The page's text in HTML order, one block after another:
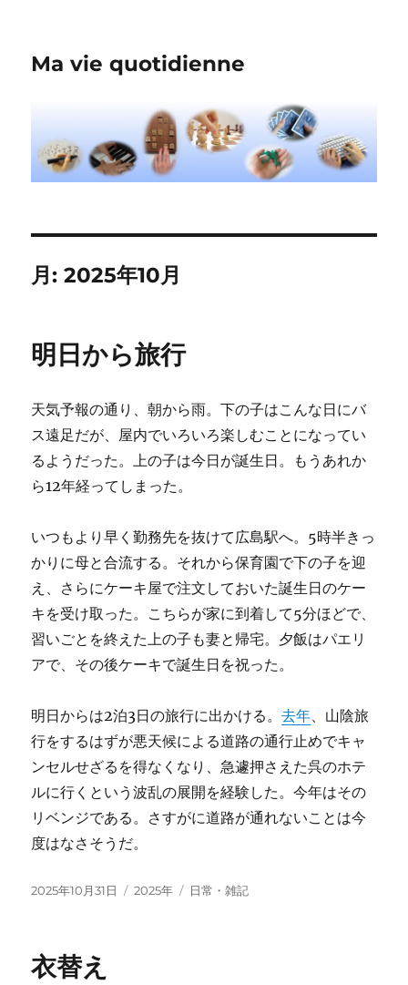
Ma vie quotidienne
月:2025年10月
明日から旅行
天気予報の通り、朝から雨。下の子はこんな日にバ
ス遠足だが、屋内でいろいろ楽しむことになってい
るようだった。上の子は今日が誕生日。もうあれか
ら12年経ってしまった。
いつもより早く勤務先を抜けて広島駅へ。5時半きっ
かりに母と合流する。それから保育園で下の子を迎
え、さらにケーキ屋で注文しておいた誕生日のケー
キを受け取った。こちらが家に到着して5分ほどで、
習いごとを終えた上の子も妻と帰宅。夕飯はパエリ
アで、その後ケーキで誕生日を祝った。
明日からは2泊3日の旅行に出かける。去年、山陰旅
行をするはずが悪天候による道路の通行止めでキャ
ンセルせざるを得なくなり、急遽押さえた呉のホテ
ルに行くという波乱の展開を経験した。今年はその
リベンジである。さすがに道路が通れないことは今
度はなさそうだ。
投
2025年10月31日
カ
2025年
タ
日常・雑記
衣替え